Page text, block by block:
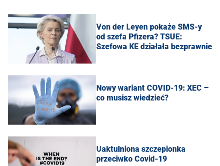
Von der Leyen pokaże SMS-y
od szefa Pfizera? TSUE:
Szefowa KE działała bezprawnie
Nowy wariant COVID-19: XEC –
co musisz wiedzieć?
Uaktulniona szczepionka
przeciwko Covid-19